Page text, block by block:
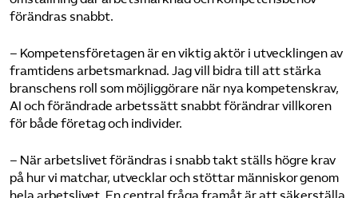
förändras snabbt.
– Kompetensföretagen är en viktig aktör i utvecklingen av
framtidens arbetsmarknad. Jag vill bidra till att stärka
branschens roll som möjliggörare när nya kompetenskrav,
AI och förändrade arbetssätt snabbt förändrar villkoren
för både företag och individer.
– När arbetslivet förändras i snabb takt ställs högre krav
på hur vi matchar, utvecklar och stöttar människor genom